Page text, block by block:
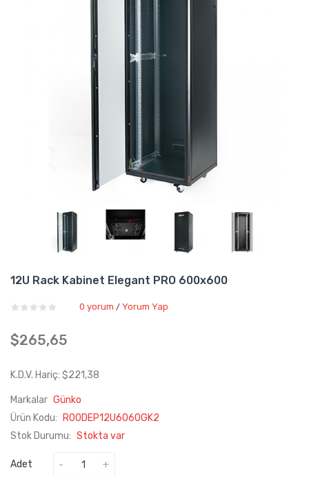
12U Rack Kabinet Elegant PRO 600x600
0 yorum / Yorum Yap
$265,65
K.D.V. Hariç: $221,38
Markalar Günko
Ürün Kodu:
R00DEP12U6060GK2
Stok Durumu: Stokta var
Adet